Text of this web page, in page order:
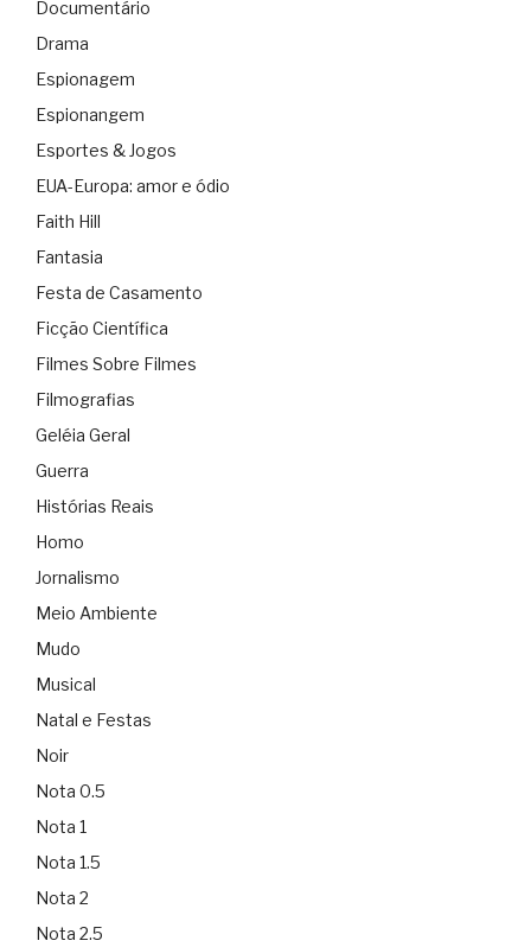
Documentário
Drama
Espionagem
Espionangem
Esportes & Jogos
EUA-Europa: amor e ódio
Faith Hill
Fantasia
Festa de Casamento
Ficção Científica
Filmes Sobre Filmes
Filmografias
Geléia Geral
Guerra
Histórias Reais
Homo
Jornalismo
Meio Ambiente
Mudo
Musical
Natal e Festas
Noir
Nota 0.5
Nota 1
Nota 1.5
Nota 2
Nota 2.5